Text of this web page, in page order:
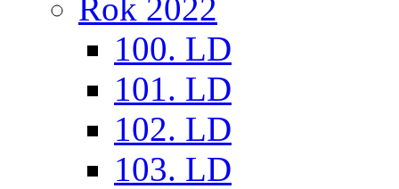
Rok 2022
100. LD
101. LD
102. LD
103. LD